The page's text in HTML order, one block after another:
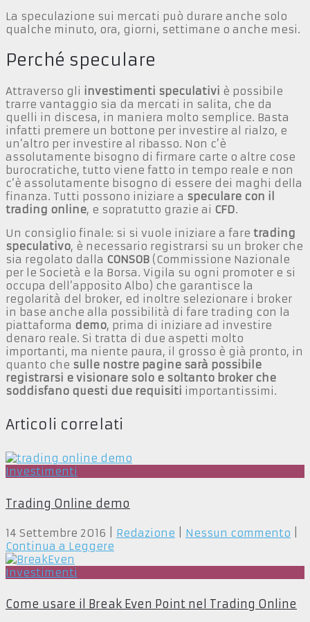
La speculazione sui mercati può durare anche solo
qualche minuto, ora, giorni, settimane o anche mesi.
Perché speculare
Attraverso gli investimenti speculativi è possibile
trarre vantaggio sia da mercati in salita, che da
quelli in discesa, in maniera molto semplice. Basta
infatti premere un bottone per investire al rialzo, e
un’altro per investire al ribasso. Non c’è
assolutamente bisogno di firmare carte o altre cose
burocratiche, tutto viene fatto in tempo reale e non
c’è assolutamente bisogno di essere dei maghi della
finanza. Tutti possono iniziare a speculare con il
trading online, e sopratutto grazie ai CFD.
Un consiglio finale: si si vuole iniziare a fare trading
speculativo, è necessario registrarsi su un broker che
sia regolato dalla CONSOB (Commissione Nazionale
per le Società e la Borsa. Vigila su ogni promoter e si
occupa dell’apposito Albo) che garantisce la
regolarità del broker, ed inoltre selezionare i broker
in base anche alla possibilità di fare trading con la
piattaforma demo, prima di iniziare ad investire
denaro reale. Si tratta di due aspetti molto
importanti, ma niente paura, il grosso è già pronto, in
quanto che sulle nostre pagine sarà possibile
registrarsi e visionare solo e soltanto broker che
soddisfano questi due requisiti importantissimi.
Articoli correlati
Investimenti
Trading Online demo
14 Settembre 2016 Redazione Nessun commento
Continua a Leggere
Investimenti
Come usare il Break Even Point nel Trading Online